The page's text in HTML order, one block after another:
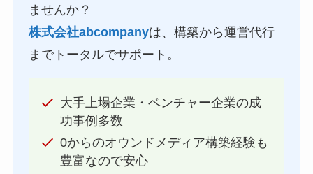
ませんか？
株式会社abcompanyは、構築から運営代行
までトータルでサポート。
大手上場企業・ベンチャー企業の成
功事例多数
0からのオウンドメディア構築経験も
豊富なので安心